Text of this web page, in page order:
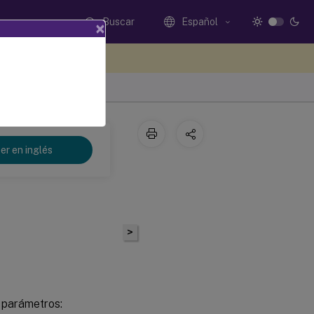
Buscar Español
en inglés
>
×